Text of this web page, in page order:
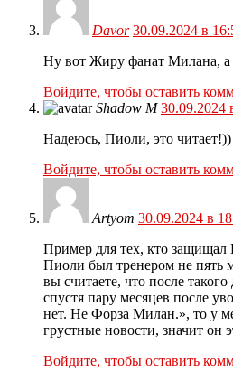
Davor 30.09.2024 в
Ну вот Жиру фанат Милана,
Войдите, чтобы оставить
Shadow M 30.09.2024
Надеюсь, Пиоли, это читает!))
Войдите, чтобы оставить
Artyom 30.09.2024 в
Пример для тех, кто
Пиоли был тренером не пять
вы считаете, что после
спустя пару месяцев после
нет. Не Форза Милан.», то у
грустные новости, значит
Войдите, чтобы оставить